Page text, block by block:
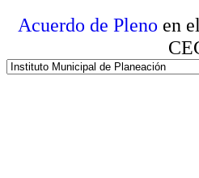
Acuerdo de Pleno en